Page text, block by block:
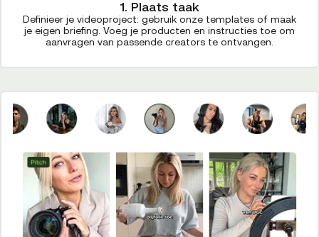
1. Plaats taak
Definieer je videoproject: gebruik onze templates of maak
je eigen briefing. Voeg je producten en instructies toe om
aanvragen van passende creators te ontvangen.